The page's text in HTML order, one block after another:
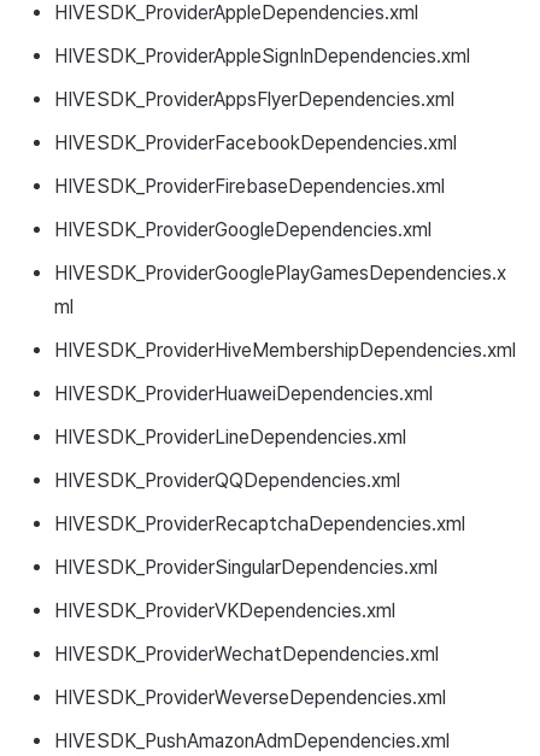
HIVESDK_ProviderAppleDependencies.xml
HIVESDK_ProviderAppleSignInDependencies.xml
HIVESDK_ProviderAppsFlyerDependencies.xml
HIVESDK_ProviderFacebookDependencies.xml
HIVESDK_ProviderFirebaseDependencies.xml
HIVESDK_ProviderGoogleDependencies.xml
HIVESDK_ProviderGooglePlayGamesDependencies.x
ml
HIVESDK_ProviderHiveMembershipDependencies.xml
HIVESDK_ProviderHuaweiDependencies.xml
HIVESDK_ProviderLineDependencies.xml
HIVESDK_ProviderQQDependencies.xml
HIVESDK_ProviderRecaptchaDependencies.xml
HIVESDK_ProviderSingularDependencies.xml
HIVESDK_ProviderVKDependencies.xml
HIVESDK_ProviderWechatDependencies.xml
HIVESDK_ProviderWeverseDependencies.xml
HIVESDK_PushAmazonAdmDependencies.xml